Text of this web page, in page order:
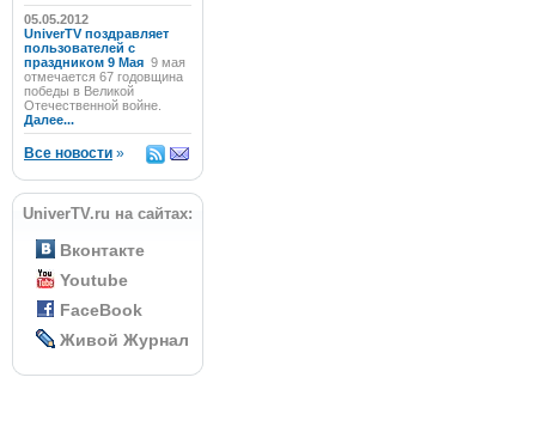
05.05.2012
UniverTV поздравляет
пользователей с
праздником 9 Мая 9 мая
отмечается 67 годовщина
победы в Великой
Отечественной войне.
Далее...
Все новости »
UniverTV.ru на сайтах:
Вконтакте
Youtube
FaceBook
Живой Журнал